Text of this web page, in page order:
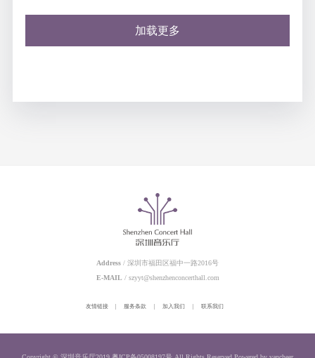
加载更多
Address / 深圳市福田区福中一路2016号
E-MAIL / szyyt@shenzhenconcerthall.com
友情链接 服务条款 加入我们 联系我们